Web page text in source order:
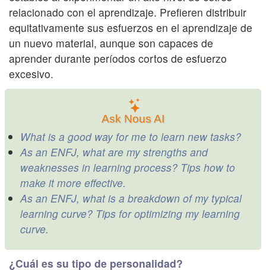
relacionado con el aprendizaje. Prefieren distribuir
equitativamente sus esfuerzos en el aprendizaje de
un nuevo material, aunque son capaces de
aprender durante períodos cortos de esfuerzo
excesivo.
Ask Nous AI
What is a good way for me to learn new tasks?
As an ENFJ, what are my strengths and
weaknesses in learning process? Tips how to
make it more effective.
As an ENFJ, what is a breakdown of my typical
learning curve? Tips for optimizing my learning
curve.
¿Cuál es su tipo de personalidad?